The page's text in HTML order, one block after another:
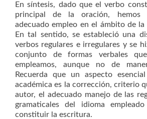
En síntesis, dado que el verbo
principal de la oración, hemos
adecuado empleo en el ámbito de
En tal sentido, se estableció una
verbos regulares e irregulares y se
conjunto de formas verbales
empleamos, aunque no de
Recuerda que un aspecto
académica es la corrección, criterio
autor, el adecuado manejo de las
gramaticales del idioma
constituir la escritura.